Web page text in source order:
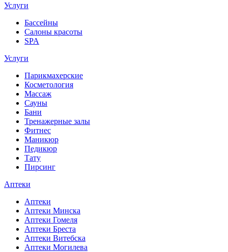
Услуги
Бассейны
Салоны красоты
SPA
Услуги
Парикмахерские
Косметология
Массаж
Сауны
Бани
Тренажерные залы
Фитнес
Маникюр
Педикюр
Тату
Пирсинг
Аптеки
Аптеки
Аптеки Минска
Аптеки Гомеля
Аптеки Бреста
Аптеки Витебска
Аптеки Могилева